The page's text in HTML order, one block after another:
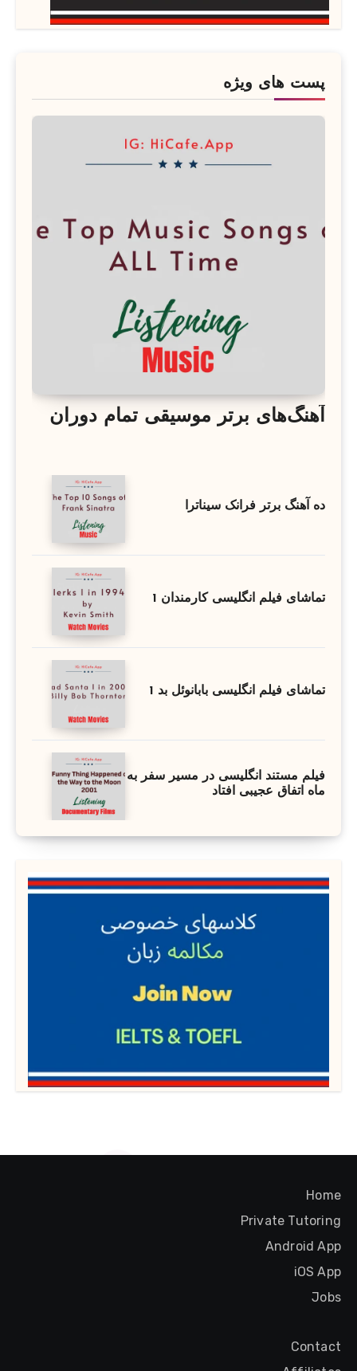
پست های ویژه
آهنگ‌های برتر موسیقی تمام دوران
ده آهنگ برتر فرانک سیناترا
تماشای فیلم انگلیسی کارمندان 1
تماشای فیلم انگلیسی بابانوئل بد 1
فیلم مستند انگلیسی در مسیر سفر به
ماه اتفاق عجیبی افتاد
Home
Private Tutoring
Android App
iOS App
Jobs
Contact